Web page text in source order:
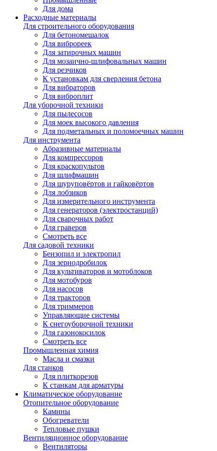
Для дома
Расходные материалы
Для строительного оборудования
Для бетономешалок
Для виброреек
Для затирочных машин
Для мозаично-шлифовальных машин
Для резчиков
К установкам для сверления бетона
Для вибраторов
Для виброплит
Для уборочной техники
Для пылесосов
Для моек высокого давления
Для подметальных и поломоечных машин
Для инструмента
Абразивные материалы
Для компрессоров
Для краскопультов
Для шлифмашин
Для шуруповёртов и гайковёртов
Для лобзиков
Для измерительного инструмента
Для генераторов (электростанций)
Для сварочных работ
Для граверов
Смотреть все
Для садовой техники
Бензопил и электропил
Для зернодробилок
Для культиваторов и мотоблоков
Для мотобуров
Для насосов
Для тракторов
Для триммеров
Управляющие системы
К снегоуборочной техники
Для газонокосилок
Смотреть все
Промышленная химия
Масла и смазки
Для станков
Для плиткорезов
К станкам для арматуры
Климатическое оборудование
Отопительное оборудование
Камины
Обогреватели
Тепловые пушки
Вентиляционное оборудование
Вентиляторы